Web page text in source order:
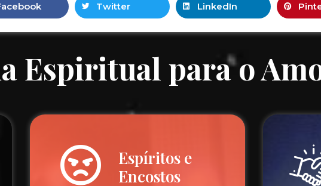
Twitter LinkedIn
Espiritual para o
Espíritos e
Encostos